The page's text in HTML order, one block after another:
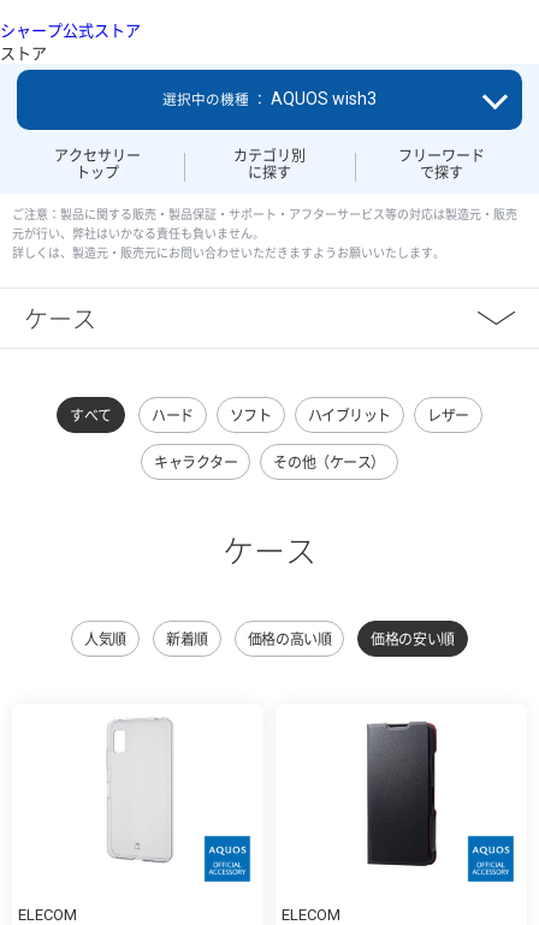
シャープ公式ストア
ストア
アクセサリー
トップ
カテゴリ別
に探す
フリーワード
で探す
選択中の機種 ： AQUOS wish3
ご注意：製品に関する販売・製品保証・サポート・アフターサービス等の対応は製造元・販売
元が行い、弊社はいかなる責任も負いません。
詳しくは、製造元・販売元にお問い合わせいただきますようお願いいたします。
ケース
すべて ハード ソフト ハイブリット レザー
キャラクター その他（ケース）
ケース
人気順 新着順 価格の高い順 価格の安い順
ELECOM
ELECOM